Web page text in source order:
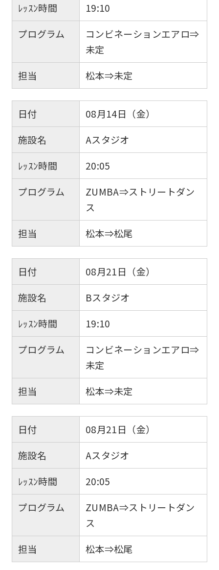
ﾚｯｽﾝ時間
19:10
プログラム
コンビネーションエアロ⇒
未定
担当
松本⇒未定
日付
08月14日（金）
施設名
Aスタジオ
ﾚｯｽﾝ時間
20:05
プログラム
ZUMBA⇒ストリートダン
ス
担当
松本⇒松尾
日付
08月21日（金）
施設名
Bスタジオ
ﾚｯｽﾝ時間
19:10
プログラム
コンビネーションエアロ⇒
未定
担当
松本⇒未定
日付
08月21日（金）
施設名
Aスタジオ
ﾚｯｽﾝ時間
20:05
プログラム
ZUMBA⇒ストリートダン
ス
担当
松本⇒松尾